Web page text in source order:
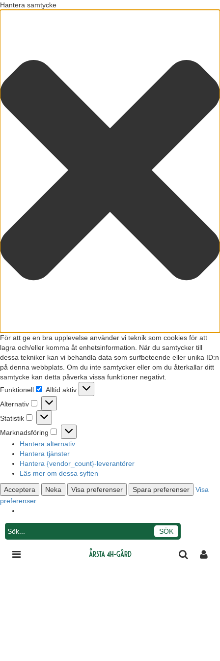
Hantera samtycke
För att ge en bra upplevelse använder vi teknik som cookies för att
lagra och/eller komma åt enhetsinformation. När du samtycker till
dessa tekniker kan vi behandla data som surfbeteende eller unika ID:n
på denna webbplats. Om du inte samtycker eller om du återkallar ditt
samtycke kan detta påverka vissa funktioner negativt.
Funktionell
Funktionell
Alltid aktiv
Alternativ
Alternativ
Statistik
Statistik
Marknadsföring
Marknadsföring
Hantera alternativ
Hantera tjänster
Hantera {vendor_count}-leverantörer
Läs mer om dessa syften
Acceptera Neka Visa preferenser Spara preferenser
Visa
preferenser
Årsta 4H-gård